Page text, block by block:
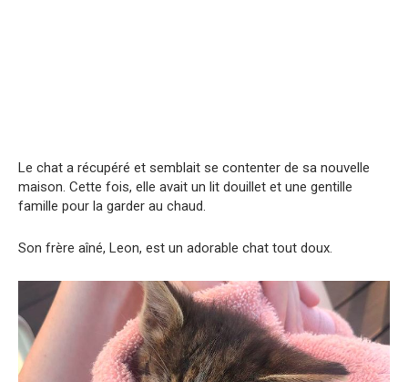
Le chat a récupéré et semblait se contenter de sa nouvelle
maison. Cette fois, elle avait un lit douillet et une gentille
famille pour la garder au chaud.
Son frère aîné, Leon, est un adorable chat tout doux.